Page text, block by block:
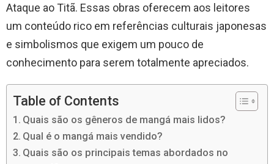
Ataque ao Titã. Essas obras oferecem aos leitores
um conteúdo rico em referências culturais japonesas
e simbolismos que exigem um pouco de
conhecimento para serem totalmente apreciados.
Table of Contents
Quais são os gêneros de mangá mais lidos?
Qual é o mangá mais vendido?
Quais são os principais temas abordados no